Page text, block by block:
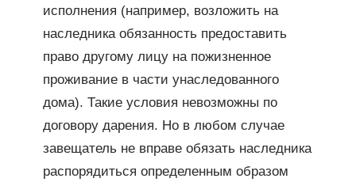
исполнения (например, возложить на
наследника обязанность предоставить
право другому лицу на пожизненное
проживание в части унаследованного
дома). Такие условия невозможны по
договору дарения. Но в любом случае
завещатель не вправе обязать наследника
распорядиться определенным образом